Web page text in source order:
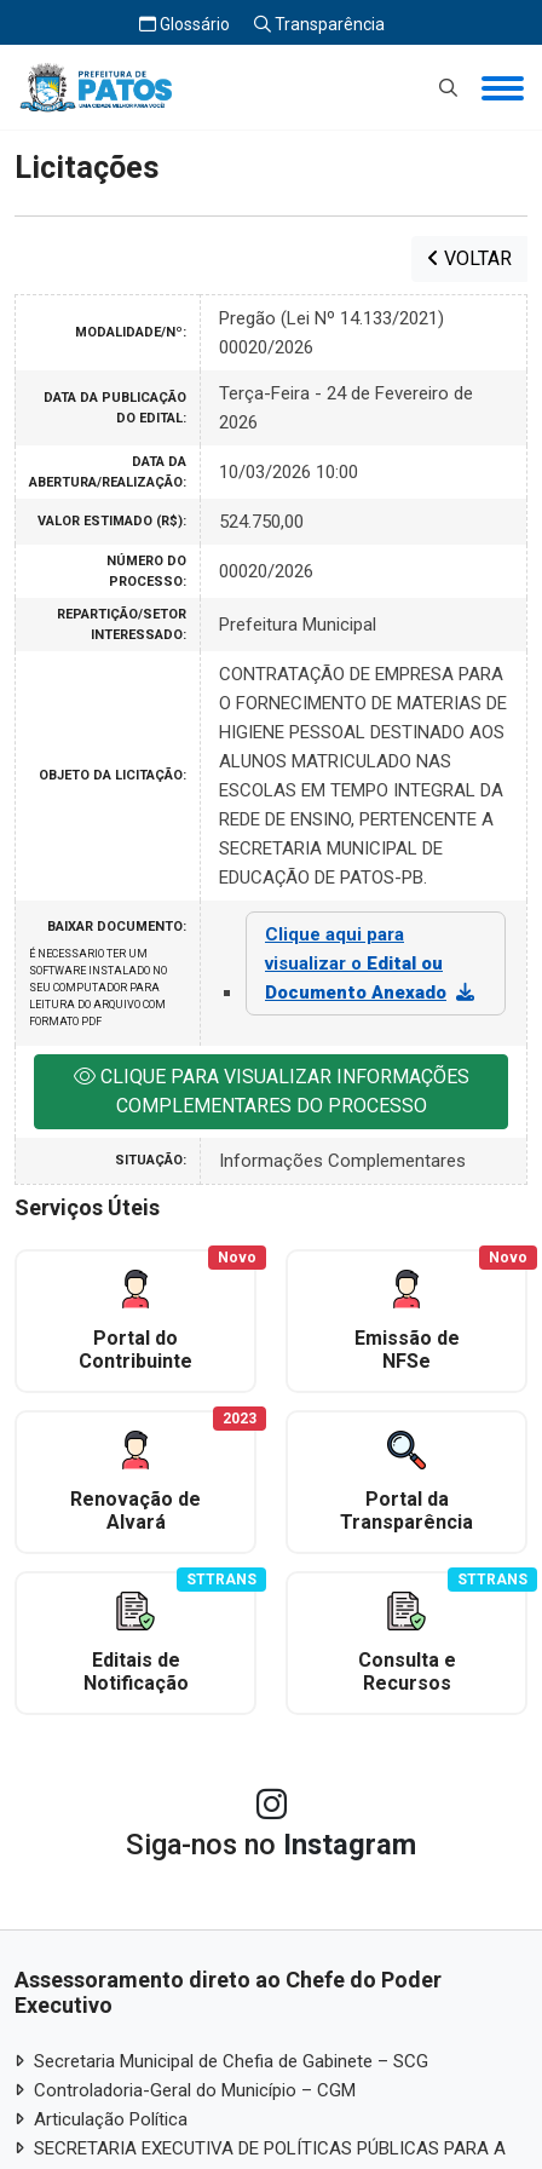
Glossário Transparência
Início Licitações
Licitações
VOLTAR
MODALIDADE/Nº:
Pregão (Lei Nº 14.133/2021)
00020/2026
DATA DA PUBLICAÇÃO
DO EDITAL:
Terça-Feira - 24 de Fevereiro de
2026
DATA DA
ABERTURA/REALIZAÇÃO:
10/03/2026 10:00
VALOR ESTIMADO (R$): 524.750,00
NÚMERO DO
PROCESSO:
00020/2026
REPARTIÇÃO/SETOR
INTERESSADO:
Prefeitura Municipal
OBJETO DA LICITAÇÃO:
CONTRATAÇÃO DE EMPRESA PARA
O FORNECIMENTO DE MATERIAS DE
HIGIENE PESSOAL DESTINADO AOS
ALUNOS MATRICULADO NAS
ESCOLAS EM TEMPO INTEGRAL DA
REDE DE ENSINO, PERTENCENTE A
SECRETARIA MUNICIPAL DE
EDUCAÇÃO DE PATOS-PB.
BAIXAR DOCUMENTO:
É NECESSARIO TER UM
SOFTWARE INSTALADO NO
SEU COMPUTADOR PARA
LEITURA DO ARQUIVO COM
FORMATO PDF
Clique aqui para
visualizar o Edital ou
Documento Anexado
CLIQUE PARA VISUALIZAR INFORMAÇÕES
COMPLEMENTARES DO PROCESSO
SITUAÇÃO: Informações Complementares
Serviços Úteis
Portal do
Contribuinte
Novo
Emissão de
NFSe
Novo
Renovação de
Alvará
2023
Portal da
Transparência
Editais de
Notificação
STTRANS
Consulta e
Recursos
STTRANS
Siga-nos no Instagram
Assessoramento direto ao Chefe do Poder
Executivo
Secretaria Municipal de Chefia de Gabinete – SCG
Controladoria-Geral do Município – CGM
Articulação Política
SECRETARIA EXECUTIVA DE POLÍTICAS PÚBLICAS PARA A